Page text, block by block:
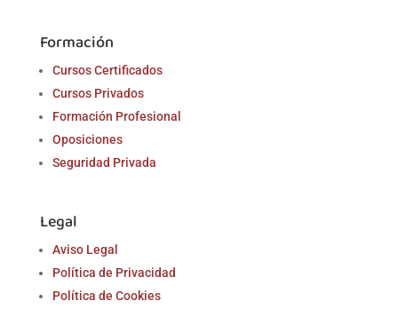
Formación
Cursos Certificados
Cursos Privados
Formación Profesional
Oposiciones
Seguridad Privada
Legal
Aviso Legal
Política de Privacidad
Política de Cookies